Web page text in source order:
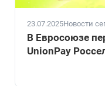
23.07.2025Новости
В Евросоюзе
UnionPay